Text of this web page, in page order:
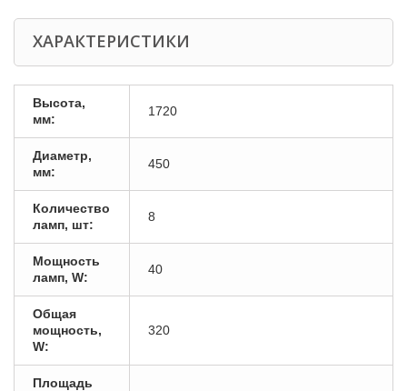
ХАРАКТЕРИСТИКИ
Высота,
мм:
1720
Диаметр,
мм:
450
Количество
ламп, шт:
8
Мощность
ламп, W:
40
Общая
мощность,
W:
320
Площадь